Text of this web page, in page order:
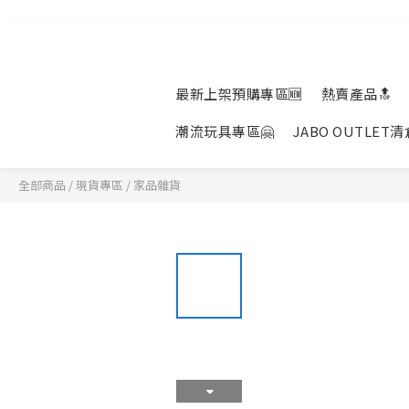
最新上架預購專區🆕
熱賣產品🔝
潮流玩具專區🤗
JABO OUTLET清
全部商品 /現貨專區 / 家品雜貨